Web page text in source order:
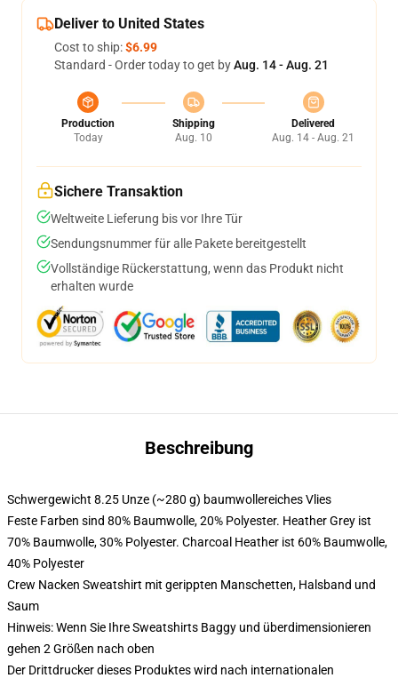
Deliver to United States
Cost to ship:$6.99
Standard - Order today to get byAug. 14 - Aug. 21
Production
Today
Shipping
Aug. 10
Delivered
Aug. 14 - Aug. 21
Sichere Transaktion
Weltweite Lieferung bis vor Ihre Tür
Sendungsnummer für alle Pakete bereitgestellt
Vollständige Rückerstattung, wenn das Produkt nicht
erhalten wurde
Beschreibung
Schwergewicht 8.25 Unze (~280 g) baumwollereiches Vlies
Feste Farben sind 80% Baumwolle, 20% Polyester. Heather Grey ist
70% Baumwolle, 30% Polyester. Charcoal Heather ist 60% Baumwolle,
40% Polyester
Crew Nacken Sweatshirt mit gerippten Manschetten, Halsband und
Saum
Hinweis: Wenn Sie Ihre Sweatshirts Baggy und überdimensionieren
gehen 2 Größen nach oben
Der Drittdrucker dieses Produktes wird nach internationalen